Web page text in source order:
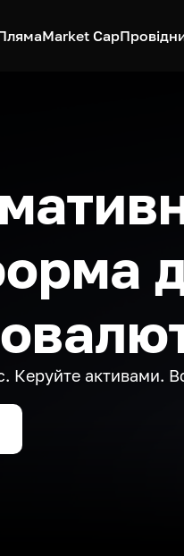
Market Cap
Керуйте активами.